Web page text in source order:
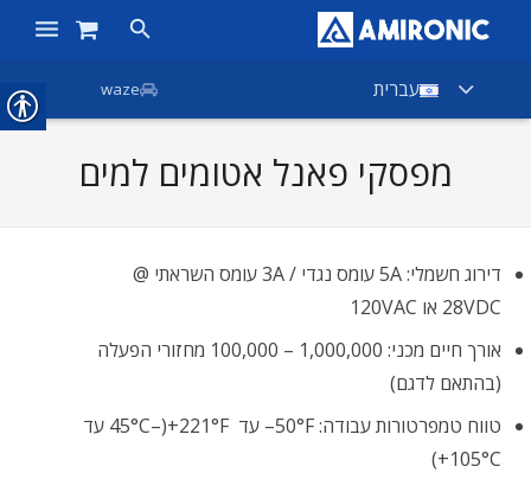
ראשי עברית waze
מפסקי פאנל אטומים למים
דירוג חשמלי: ‎5A‎ עומס נגדי / ‎3A‎ עומס השראתי @
‎28VDC‎ או ‎120VAC‎
אורך חיים מכני: ‎100,000‎ – ‎1,000,000‎ מחזורי הפעלה
(בהתאם לדגם)
טווח טמפרטורות עבודה: ‎–50°F‎ עד ‎+221°F‎ ‎(–45°C‎ עד
‎+105°C‎)